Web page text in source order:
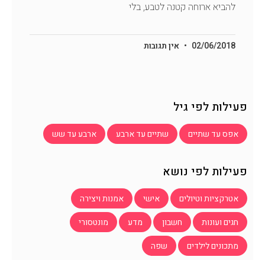
להביא ארוחה קטנה לטבע, בלי
02/06/2018 אין תגובות
פעילות לפי גיל
אפס עד שתיים שתיים עד ארבע ארבע עד שש
פעילות לפי נושא
אטרקציות וטיולים אישי
אמנות ויצירה
חגים ועונות
חשבון מדע
מונטסורי
מתכונים לילדים
שפה